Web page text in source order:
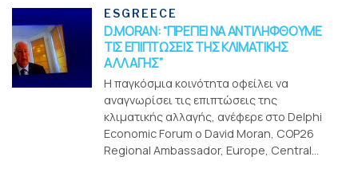
ESGREECE
D.MORAN: “ΠΡΕΠΕΙ ΝΑ ΑΝΤΙΛΗΦΘΟΥΜΕ
ΤΙΣ ΕΠΙΠΤΩΣΕΙΣ ΤΗΣ ΚΛΙΜΑΤΙΚΗΣ
ΑΛΛΑΓΗΣ”
Η παγκόσμια κοινότητα οφείλει να
αναγνωρίσει τις επιπτώσεις της
κλιματικής αλλαγής, ανέφερε στο Delphi
Economic Forum ο David Moran, COP26
Regional Ambassador, Europe, Central...